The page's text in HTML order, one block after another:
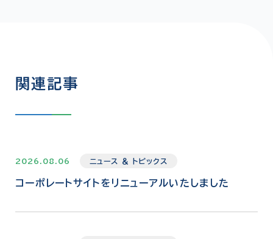
関連記事
2026.08.06 ニュース ＆ トピックス
コーポレートサイトをリニューアルいたしました